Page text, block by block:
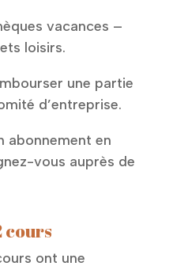
vacances –
loisirs.
une partie
d’entreprise.
abonnement en
vous auprès de
cours
ont une